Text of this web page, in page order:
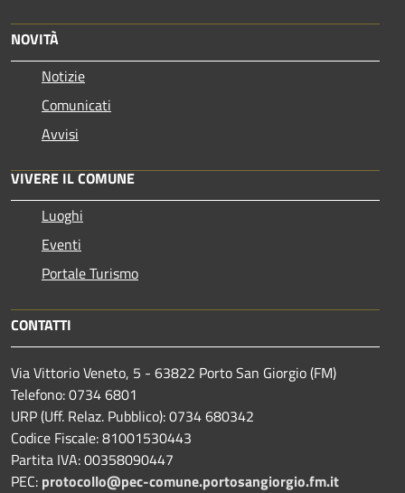
NOVITÀ
Notizie
Comunicati
Avvisi
VIVERE IL COMUNE
Luoghi
Eventi
Portale Turismo
CONTATTI
Via Vittorio Veneto, 5 - 63822 Porto San Giorgio (FM)
Telefono: 0734 6801
URP (Uff. Relaz. Pubblico): 0734 680342
Codice Fiscale: 81001530443
Partita IVA: 00358090447
PEC: protocollo@pec-comune.portosangiorgio.fm.it